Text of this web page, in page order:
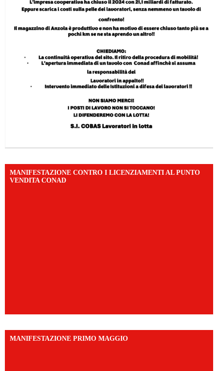
MANIFESTAZIONE CONTRO I LICENZIAMENTI AL PUNTO
VENDITA CONAD
MANIFESTAZIONE PRIMO MAGGIO